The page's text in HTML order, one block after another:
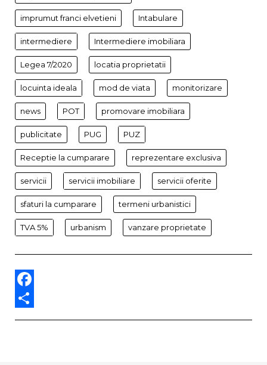
imprumut franci elvetieni Intabulare
intermediere Intermediere imobiliara
Legea 7/2020 locatia proprietatii
locuinta ideala mod de viata monitorizare
news POT promovare imobiliara
publicitate PUG PUZ
Receptie la cumparare reprezentare exclusiva
servicii servicii imobiliare servicii oferite
sfaturi la cumparare termeni urbanistici
TVA 5% urbanism vanzare proprietate
Facebook
Partajează